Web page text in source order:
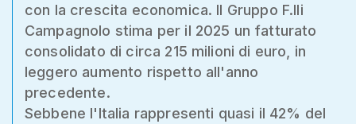
con la crescita economica. Il Gruppo F.lli
Campagnolo stima per il 2025 un fatturato
consolidato di circa 215 milioni di euro, in
leggero aumento rispetto all'anno
precedente.
Sebbene l'Italia rappresenti quasi il 42% del